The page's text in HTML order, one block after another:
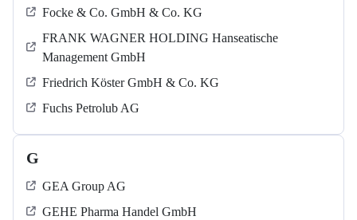
Focke & Co. GmbH & Co. KG
FRANK WAGNER HOLDING Hanseatische
Management GmbH
Friedrich Köster GmbH & Co. KG
Fuchs Petrolub AG
G
GEA Group AG
GEHE Pharma Handel GmbH